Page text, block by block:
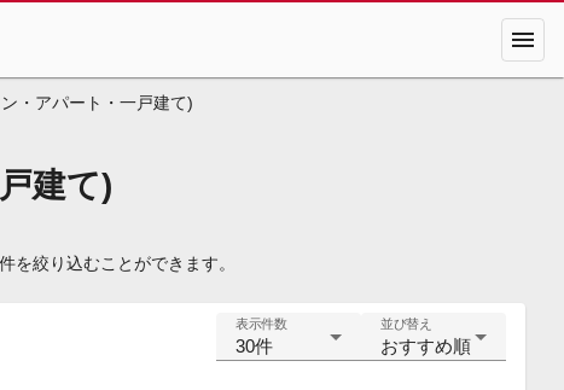
menu
・アパート・一戸建て)
建て)
絞り込むことができます。
表示件数
30件
並び替え
おすすめ順